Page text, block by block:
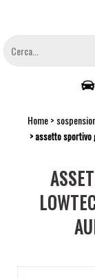
contenuto
principale
Home
assetto sportivo